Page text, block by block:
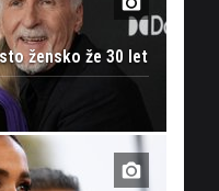
žensko že 30 let